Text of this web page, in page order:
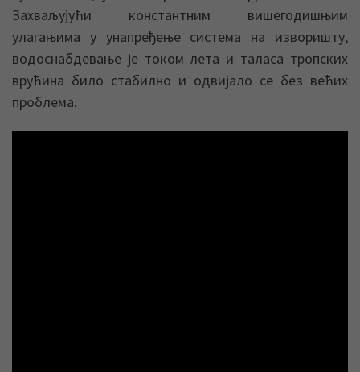
Захваљујући константним вишегодишњим
улагањима у унапређење система на изворишту,
водоснабдевање је током лета и таласа тропских
врућина било стабилно и одвијало се без већих
проблема.